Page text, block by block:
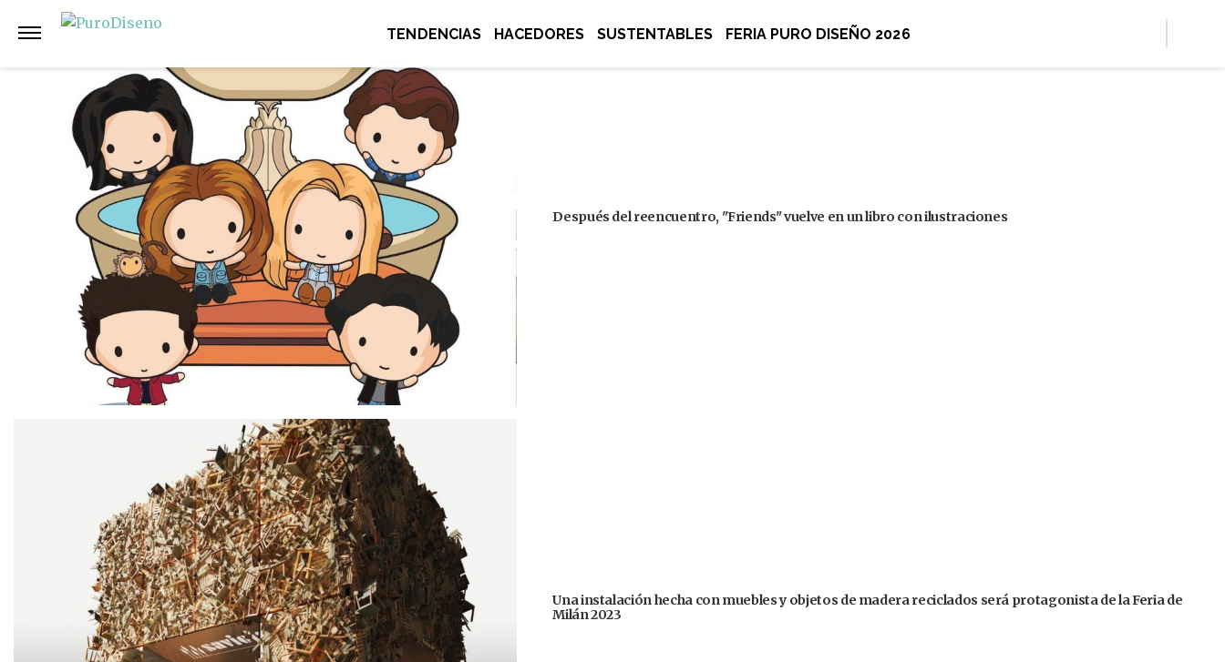
TENDENCIAS HACEDORES SUSTENTABLES FERIA PURO DISEÑO 2026
Anterior
Después del reencuentro, "Friends" vuelve en un libro con ilustraciones
Una instalación hecha con muebles y objetos de madera reciclados será protagonista de la Feria de
Milán 2023
Siguiente